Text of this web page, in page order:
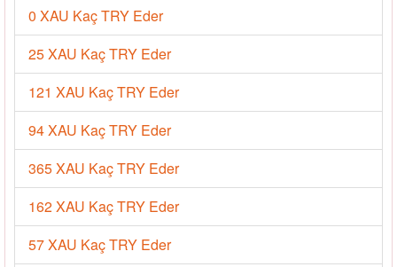
0 XAU Kaç TRY Eder
25 XAU Kaç TRY Eder
121 XAU Kaç TRY Eder
94 XAU Kaç TRY Eder
365 XAU Kaç TRY Eder
162 XAU Kaç TRY Eder
57 XAU Kaç TRY Eder